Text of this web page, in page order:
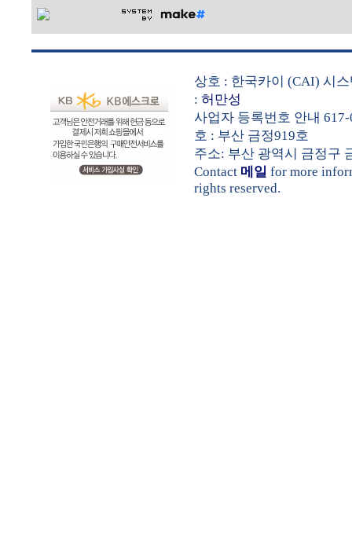
상호 : 한국카이 (CAI) 시
: 허만성
사업자 등록번호 안내
호 : 부산 금정919호
주소: 부산 광역시 금정구
Contact 메일 for more
rights reserved.